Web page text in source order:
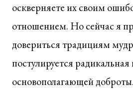
оскверняете их своим
отношением. Но сейчас я
довериться традициям
постулируется
основополагающей